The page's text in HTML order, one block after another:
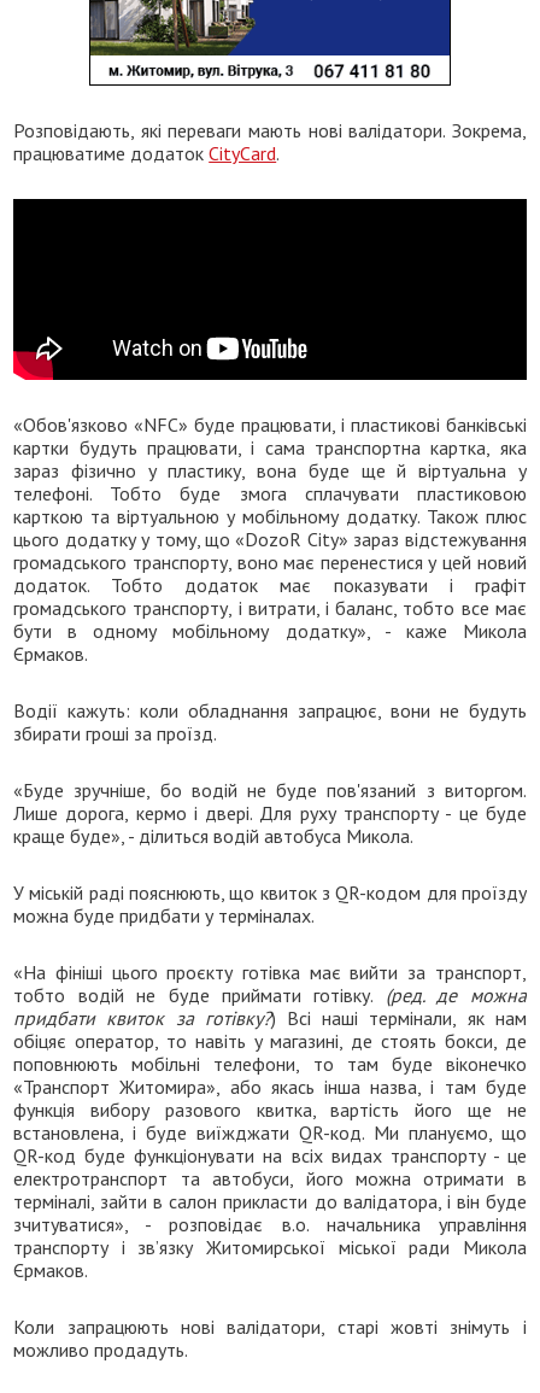
Розповідають, які переваги мають нові валідатори. Зокрема,
працюватиме додатокCityCard.
«Обов'язково «NFC» буде працювати, і пластикові банківські
картки будуть працювати, і сама транспортна картка, яка
зараз фізично у пластику, вона буде ще й віртуальна у
телефоні. Тобто буде змога сплачувати пластиковою
карткою та віртуальною у мобільному додатку. Також плюс
цього додатку у тому, що «DozoR City» зараз відстежування
громадського транспорту, воно має перенестися у цей новий
додаток. Тобто додаток має показувати і графіт
громадського транспорту, і витрати, і баланс, тобто все має
бути в одному мобільному додатку», - каже Микола
Єрмаков.
Водії кажуть: коли обладнання запрацює, вони не будуть
збирати гроші за проїзд.
«Буде зручніше, бо водій не буде пов'язаний з виторгом.
Лише дорога, кермо і двері. Для руху транспорту - це буде
краще буде», - ділиться водій автобуса Микола.
У міській раді пояснюють, що квиток з QR-кодом для проїзду
можна буде придбати у терміналах.
«На фініші цього проєкту готівка має вийти за транспорт,
тобто водій не буде приймати готівку. (ред. де можна
придбати квиток за готівку?) Всі наші термінали, як нам
обіцяє оператор, то навіть у магазині, де стоять бокси, де
поповнюють мобільні телефони, то там буде віконечко
«Транспорт Житомира», або якась інша назва, і там буде
функція вибору разового квитка, вартість його ще не
встановлена, і буде виїжджати QR-код. Ми плануємо, що
QR-код буде функціонувати на всіх видах транспорту - це
електротранспорт та автобуси, його можна отримати в
терміналі, зайти в салон прикласти до валідатора, і він буде
зчитуватися», - розповідає в.о. начальника управління
транспорту і зв’язку Житомирської міської ради Микола
Єрмаков.
Коли запрацюють нові валідатори, старі жовті знімуть і
можливо продадуть.